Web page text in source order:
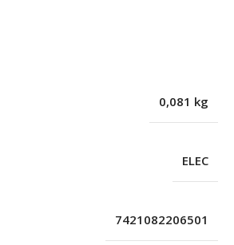
0,081 kg
ELEC
7421082206501